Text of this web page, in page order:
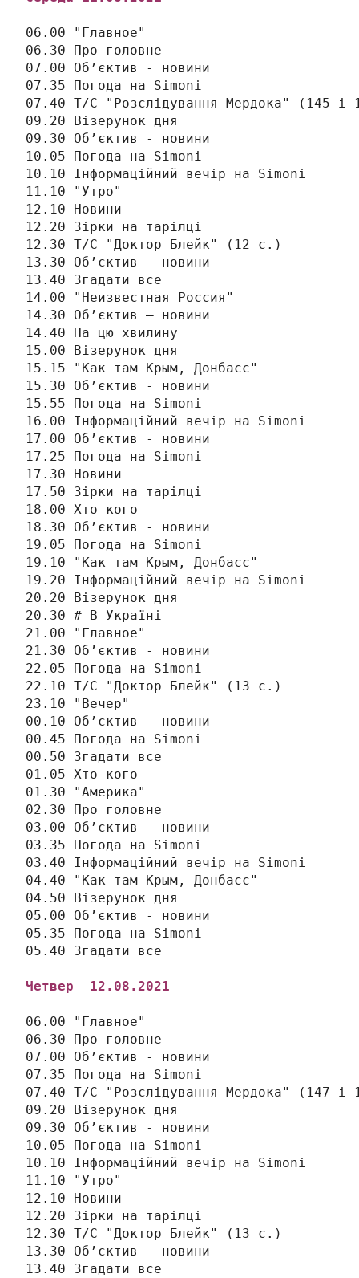
06.00 "Главное"
06.30 Про головне
07.00 Об’єктив - новини
07.35 Погода на Simonі
07.40 Т/С "Розслідування Мердока" (145 і
09.20 Візерунок дня
09.30 Об’єктив - новини
10.05 Погода на Simonі
10.10 Інформаційний вечір на Simonі
11.10 "Утро"
12.10 Новини
12.20 Зірки на тарілці
12.30 Т/С "Доктор Блейк" (12 с.)
13.30 Об’єктив – новини
13.40 Згадати все
14.00 "Неизвестная Россия"
14.30 Об’єктив – новини
14.40 На цю хвилину
15.00 Візерунок дня
15.15 "Как там Крым, Донбасс"
15.30 Об’єктив - новини
15.55 Погода на Simonі
16.00 Інформаційний вечір на Simonі
17.00 Об’єктив - новини
17.25 Погода на Simonі
17.30 Новини
17.50 Зірки на тарілці
18.00 Хто кого
18.30 Об’єктив - новини
19.05 Погода на Simonі
19.10 "Как там Крым, Донбасс"
19.20 Інформаційний вечір на Simonі
20.20 Візерунок дня
20.30 # В Україні
21.00 "Главное"
21.30 Об’єктив - новини
22.05 Погода на Simonі
22.10 Т/С "Доктор Блейк" (13 с.)
23.10 "Вечер"
00.10 Об’єктив - новини
00.45 Погода на Simonі
00.50 Згадати все
01.05 Хто кого
01.30 "Америка"
02.30 Про головне
03.00 Об’єктив - новини
03.35 Погода на Simonі
03.40 Інформаційний вечір на Simonі
04.40 "Как там Крым, Донбасс"
04.50 Візерунок дня
05.00 Об’єктив - новини
05.35 Погода на Simonі
Четвер 12 .08.2021
06.00 "Главное"
06.30 Про головне
07.00 Об’єктив - новини
07.35 Погода на Simonі
07.40 Т/С "Розслідування Мердока" (147 і
09.20 Візерунок дня
09.30 Об’єктив - новини
10.05 Погода на Simonі
10.10 Інформаційний вечір на Simonі
11.10 "Утро"
12.10 Новини
12.20 Зірки на тарілці
12.30 Т/С "Доктор Блейк" (13 с.)
13.30 Об’єктив – новини
13.40 Згадати все